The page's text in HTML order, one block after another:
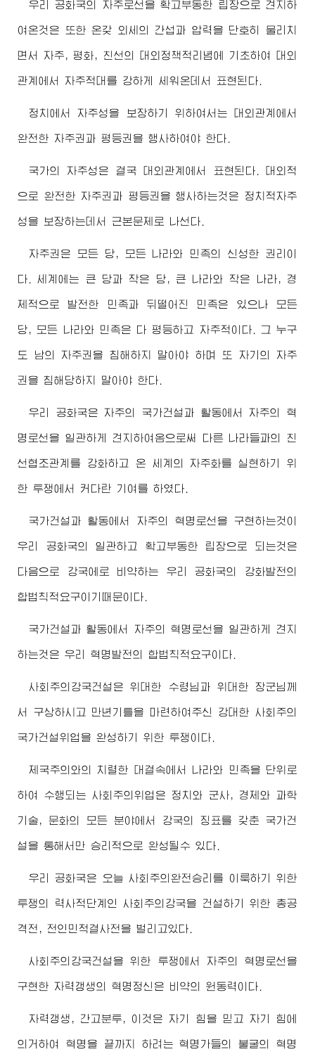
우리 공화국의 자주로선을 확고부동한 립장으로 견지하
여온것은 또한 온갖 외세의 간섭과 압력을 단호히 물리치
면서 자주, 평화, 친선의 대외정책적리념에 기초하여 대외
관계에서 자주적대를 강하게 세워온데서 표현된다.
정치에서 자주성을 보장하기 위하여서는 대외관계에서
완전한 자주권과 평등권을 행사하여야 한다.
국가의 자주성은 결국 대외관계에서 표현된다. 대외적
으로 완전한 자주권과 평등권을 행사하는것은 정치적자주
성을 보장하는데서 근본문제로 나선다.
자주권은 모든 당, 모든 나라와 민족의 신성한 권리이
다. 세계에는 큰 당과 작은 당, 큰 나라와 작은 나라, 경
제적으로 발전한 민족과 뒤떨어진 민족은 있으나 모든
당, 모든 나라와 민족은 다 평등하고 자주적이다. 그 누구
도 남의 자주권을 침해하지 말아야 하며 또 자기의 자주
권을 침해당하지 말아야 한다.
우리 공화국은 자주의 국가건설과 활동에서 자주의 혁
명로선을 일관하게 견지하여옴으로써 다른 나라들과의 친
선협조관계를 강화하고 온 세계의 자주화를 실현하기 위
한 투쟁에서 커다란 기여를 하였다.
국가건설과 활동에서 자주의 혁명로선을 구현하는것이
우리 공화국의 일관하고 확고부동한 립장으로 되는것은
다음으로 강국에로 비약하는 우리 공화국의 강화발전의
합법칙적요구이기때문이다.
국가건설과 활동에서 자주의 혁명로선을 일관하게 견지
하는것은 우리 혁명발전의 합법칙적요구이다.
사회주의강국건설은위대한 수령님 과 위대한 장군님 께
서 구상하시고 만년기틀을 마련하여주신 강대한 사회주의
국가건설위업을 완성하기 위한 투쟁이다.
제국주의와의 치렬한 대결속에서 나라와 민족을 단위로
하여 수행되는 사회주의위업은 정치와 군사, 경제와 과학
기술, 문화의 모든 분야에서 강국의 징표를 갖춘 국가건
설을 통해서만 승리적으로 완성될수 있다.
우리 공화국은 오늘 사회주의완전승리를 이룩하기 위한
투쟁의 력사적단계인 사회주의강국을 건설하기 위한 총공
격전, 전인민적결사전을 벌리고있다.
사회주의강국건설을 위한 투쟁에서 자주의 혁명로선을
구현한 자력갱생의 혁명정신은 비약의 원동력이다.
자력갱생, 간고분투, 이것은 자기 힘을 믿고 자기 힘에
의거하여 혁명을 끝까지 하려는 혁명가들의 불굴의 혁명